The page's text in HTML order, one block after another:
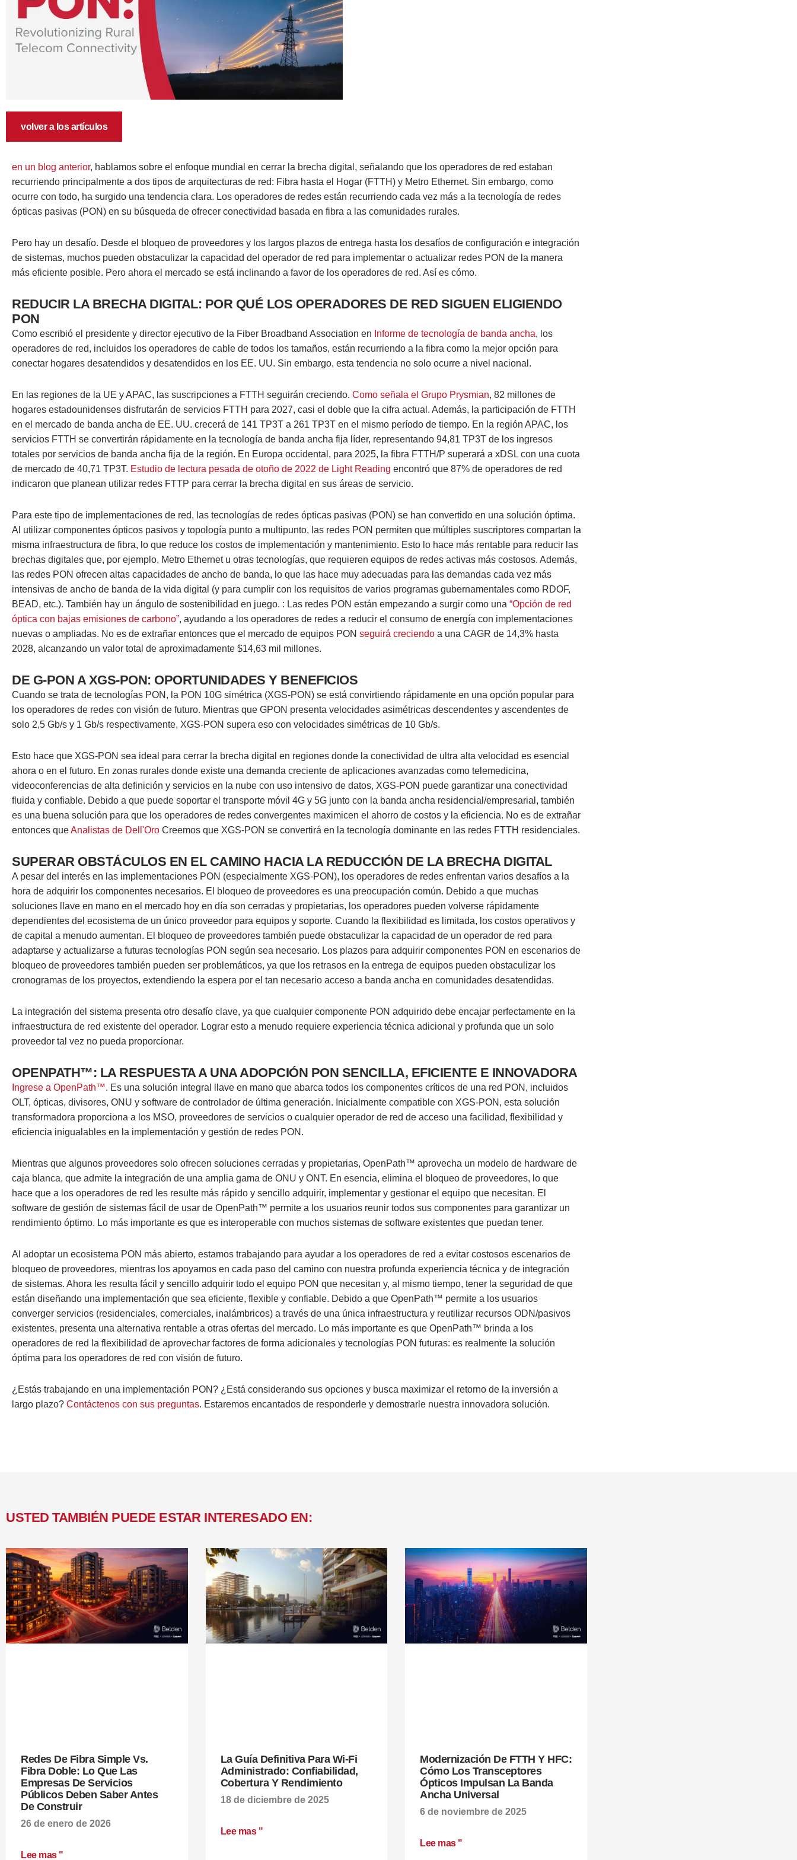
volver a los artículos
en un blog anterior, hablamos sobre el enfoque mundial en cerrar la brecha digital, señalando que los operadores de red estaban
recurriendo principalmente a dos tipos de arquitecturas de red: Fibra hasta el Hogar (FTTH) y Metro Ethernet. Sin embargo, como
ocurre con todo, ha surgido una tendencia clara. Los operadores de redes están recurriendo cada vez más a la tecnología de redes
ópticas pasivas (PON) en su búsqueda de ofrecer conectividad basada en fibra a las comunidades rurales.
Pero hay un desafío. Desde el bloqueo de proveedores y los largos plazos de entrega hasta los desafíos de configuración e integración
de sistemas, muchos pueden obstaculizar la capacidad del operador de red para implementar o actualizar redes PON de la manera
más eficiente posible. Pero ahora el mercado se está inclinando a favor de los operadores de red. Así es cómo.
REDUCIR LA BRECHA DIGITAL: POR QUÉ LOS OPERADORES DE RED SIGUEN ELIGIENDO
PON
Como escribió el presidente y director ejecutivo de la Fiber Broadband Association en Informe de tecnología de banda ancha, los
operadores de red, incluidos los operadores de cable de todos los tamaños, están recurriendo a la fibra como la mejor opción para
conectar hogares desatendidos y desatendidos en los EE. UU. Sin embargo, esta tendencia no solo ocurre a nivel nacional.
En las regiones de la UE y APAC, las suscripciones a FTTH seguirán creciendo. Como señala el Grupo Prysmian, 82 millones de
hogares estadounidenses disfrutarán de servicios FTTH para 2027, casi el doble que la cifra actual. Además, la participación de FTTH
en el mercado de banda ancha de EE. UU. crecerá de 141 TP3T a 261 TP3T en el mismo período de tiempo. En la región APAC, los
servicios FTTH se convertirán rápidamente en la tecnología de banda ancha fija líder, representando 94,81 TP3T de los ingresos
totales por servicios de banda ancha fija de la región. En Europa occidental, para 2025, la fibra FTTH/P superará a xDSL con una cuota
de mercado de 40,71 TP3T. Estudio de lectura pesada de otoño de 2022 de Light Reading encontró que 87% de operadores de red
indicaron que planean utilizar redes FTTP para cerrar la brecha digital en sus áreas de servicio.
Para este tipo de implementaciones de red, las tecnologías de redes ópticas pasivas (PON) se han convertido en una solución óptima.
Al utilizar componentes ópticos pasivos y topología punto a multipunto, las redes PON permiten que múltiples suscriptores compartan la
misma infraestructura de fibra, lo que reduce los costos de implementación y mantenimiento. Esto lo hace más rentable para reducir las
brechas digitales que, por ejemplo, Metro Ethernet u otras tecnologías, que requieren equipos de redes activas más costosos. Además,
las redes PON ofrecen altas capacidades de ancho de banda, lo que las hace muy adecuadas para las demandas cada vez más
intensivas de ancho de banda de la vida digital (y para cumplir con los requisitos de varios programas gubernamentales como RDOF,
BEAD, etc.). También hay un ángulo de sostenibilidad en juego. : Las redes PON están empezando a surgir como una “Opción de red
óptica con bajas emisiones de carbono”, ayudando a los operadores de redes a reducir el consumo de energía con implementaciones
nuevas o ampliadas. No es de extrañar entonces que el mercado de equipos PON seguirá creciendo a una CAGR de 14,3% hasta
2028, alcanzando un valor total de aproximadamente $14,63 mil millones.
DE G-PON A XGS-PON: OPORTUNIDADES Y BENEFICIOS
Cuando se trata de tecnologías PON, la PON 10G simétrica (XGS-PON) se está convirtiendo rápidamente en una opción popular para
los operadores de redes con visión de futuro. Mientras que GPON presenta velocidades asimétricas descendentes y ascendentes de
solo 2,5 Gb/s y 1 Gb/s respectivamente, XGS-PON supera eso con velocidades simétricas de 10 Gb/s.
Esto hace que XGS-PON sea ideal para cerrar la brecha digital en regiones donde la conectividad de ultra alta velocidad es esencial
ahora o en el futuro. En zonas rurales donde existe una demanda creciente de aplicaciones avanzadas como telemedicina,
videoconferencias de alta definición y servicios en la nube con uso intensivo de datos, XGS-PON puede garantizar una conectividad
fluida y confiable. Debido a que puede soportar el transporte móvil 4G y 5G junto con la banda ancha residencial/empresarial, también
es una buena solución para que los operadores de redes convergentes maximicen el ahorro de costos y la eficiencia. No es de extrañar
entonces queAnalistas de Dell'Oro Creemos que XGS-PON se convertirá en la tecnología dominante en las redes FTTH residenciales.
SUPERAR OBSTÁCULOS EN EL CAMINO HACIA LA REDUCCIÓN DE LA BRECHA DIGITAL
A pesar del interés en las implementaciones PON (especialmente XGS-PON), los operadores de redes enfrentan varios desafíos a la
hora de adquirir los componentes necesarios. El bloqueo de proveedores es una preocupación común. Debido a que muchas
soluciones llave en mano en el mercado hoy en día son cerradas y propietarias, los operadores pueden volverse rápidamente
dependientes del ecosistema de un único proveedor para equipos y soporte. Cuando la flexibilidad es limitada, los costos operativos y
de capital a menudo aumentan. El bloqueo de proveedores también puede obstaculizar la capacidad de un operador de red para
adaptarse y actualizarse a futuras tecnologías PON según sea necesario. Los plazos para adquirir componentes PON en escenarios de
bloqueo de proveedores también pueden ser problemáticos, ya que los retrasos en la entrega de equipos pueden obstaculizar los
cronogramas de los proyectos, extendiendo la espera por el tan necesario acceso a banda ancha en comunidades desatendidas.
La integración del sistema presenta otro desafío clave, ya que cualquier componente PON adquirido debe encajar perfectamente en la
infraestructura de red existente del operador. Lograr esto a menudo requiere experiencia técnica adicional y profunda que un solo
proveedor tal vez no pueda proporcionar.
OPENPATH™: LA RESPUESTA A UNA ADOPCIÓN PON SENCILLA, EFICIENTE E INNOVADORA
Ingrese a OpenPath™. Es una solución integral llave en mano que abarca todos los componentes críticos de una red PON, incluidos
OLT, ópticas, divisores, ONU y software de controlador de última generación. Inicialmente compatible con XGS-PON, esta solución
transformadora proporciona a los MSO, proveedores de servicios o cualquier operador de red de acceso una facilidad, flexibilidad y
eficiencia inigualables en la implementación y gestión de redes PON.
Mientras que algunos proveedores solo ofrecen soluciones cerradas y propietarias, OpenPath™ aprovecha un modelo de hardware de
caja blanca, que admite la integración de una amplia gama de ONU y ONT. En esencia, elimina el bloqueo de proveedores, lo que
hace que a los operadores de red les resulte más rápido y sencillo adquirir, implementar y gestionar el equipo que necesitan. El
software de gestión de sistemas fácil de usar de OpenPath™ permite a los usuarios reunir todos sus componentes para garantizar un
rendimiento óptimo. Lo más importante es que es interoperable con muchos sistemas de software existentes que puedan tener.
Al adoptar un ecosistema PON más abierto, estamos trabajando para ayudar a los operadores de red a evitar costosos escenarios de
bloqueo de proveedores, mientras los apoyamos en cada paso del camino con nuestra profunda experiencia técnica y de integración
de sistemas. Ahora les resulta fácil y sencillo adquirir todo el equipo PON que necesitan y, al mismo tiempo, tener la seguridad de que
están diseñando una implementación que sea eficiente, flexible y confiable. Debido a que OpenPath™ permite a los usuarios
converger servicios (residenciales, comerciales, inalámbricos) a través de una única infraestructura y reutilizar recursos ODN/pasivos
existentes, presenta una alternativa rentable a otras ofertas del mercado. Lo más importante es que OpenPath™ brinda a los
operadores de red la flexibilidad de aprovechar factores de forma adicionales y tecnologías PON futuras: es realmente la solución
óptima para los operadores de red con visión de futuro.
¿Estás trabajando en una implementación PON? ¿Está considerando sus opciones y busca maximizar el retorno de la inversión a
largo plazo? Contáctenos con sus preguntas. Estaremos encantados de responderle y demostrarle nuestra innovadora solución.
USTED TAMBIÉN PUEDE ESTAR INTERESADO EN:
Redes De Fibra Simple Vs.
Fibra Doble: Lo Que Las
Empresas De Servicios
Públicos Deben Saber Antes
De Construir
26 de enero de 2026
Lee mas "
La Guía Definitiva Para Wi-Fi
Administrado: Confiabilidad,
Cobertura Y Rendimiento
18 de diciembre de 2025
Lee mas "
Modernización De FTTH Y HFC:
Cómo Los Transceptores
Ópticos Impulsan La Banda
Ancha Universal
6 de noviembre de 2025
Lee mas "